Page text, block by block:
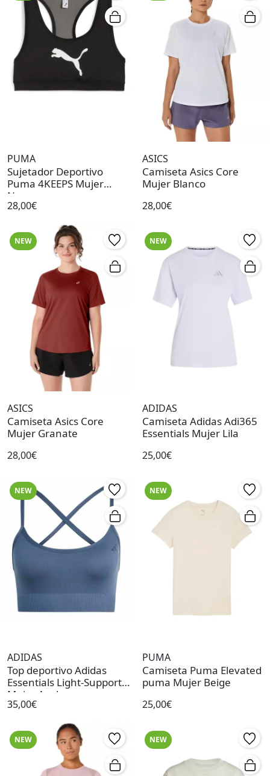
PUMA
Sujetador Deportivo
Puma 4KEEPS Mujer
Negro
28,00€
ASICS
Camiseta Asics Core
Mujer Blanco
28,00€
NEW
ASICS
Camiseta Asics Core
Mujer Granate
28,00€
NEW
ADIDAS
Camiseta Adidas Adi365
Essentials Mujer Lila
25,00€
NEW
ADIDAS
Top deportivo Adidas
Essentials Light-Support
Mujer Azul
35,00€
NEW
PUMA
Camiseta Puma Elevated
puma Mujer Beige
25,00€
NEW NEW